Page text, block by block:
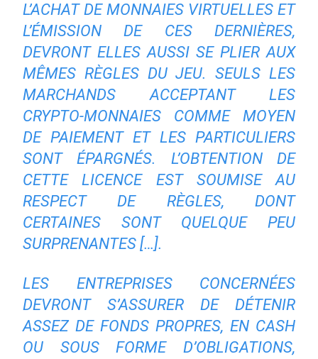
L’ACHAT DE MONNAIES VIRTUELLES ET
L’ÉMISSION DE CES DERNIÈRES,
DEVRONT ELLES AUSSI SE PLIER AUX
MÊMES RÈGLES DU JEU. SEULS LES
MARCHANDS ACCEPTANT LES
CRYPTO-MONNAIES COMME MOYEN
DE PAIEMENT ET LES PARTICULIERS
SONT ÉPARGNÉS. L’OBTENTION DE
CETTE LICENCE EST SOUMISE AU
RESPECT DE RÈGLES, DONT
CERTAINES SONT QUELQUE PEU
SURPRENANTES […].
LES ENTREPRISES CONCERNÉES
DEVRONT S’ASSURER DE DÉTENIR
ASSEZ DE FONDS PROPRES, EN CASH
OU SOUS FORME D’OBLIGATIONS,